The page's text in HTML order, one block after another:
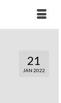
21
JAN 2022